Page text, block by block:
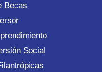
Becas
Social